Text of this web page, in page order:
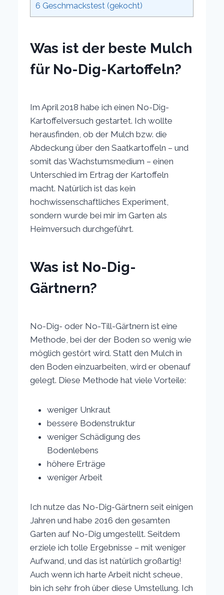
6 Geschmackstest (gekocht)
Was ist der beste Mulch
für No-Dig-Kartoffeln?
Im April 2018 habe ich einen No-Dig-
Kartoffelversuch gestartet. Ich wollte
herausfinden, ob der Mulch bzw. die
Abdeckung über den Saatkartoffeln – und
somit das Wachstumsmedium – einen
Unterschied im Ertrag der Kartoffeln
macht. Natürlich ist das kein
hochwissenschaftliches Experiment,
sondern wurde bei mir im Garten als
Heimversuch durchgeführt.
Was ist No-Dig-
Gärtnern?
No-Dig- oder No-Till-Gärtnern ist eine
Methode, bei der der Boden so wenig wie
möglich gestört wird. Statt den Mulch in
den Boden einzuarbeiten, wird er obenauf
gelegt. Diese Methode hat viele Vorteile:
weniger Unkraut
bessere Bodenstruktur
weniger Schädigung des
Bodenlebens
höhere Erträge
weniger Arbeit
Ich nutze das No-Dig-Gärtnern seit einigen
Jahren und habe 2016 den gesamten
Garten auf No-Dig umgestellt. Seitdem
erziele ich tolle Ergebnisse – mit weniger
Aufwand, und das ist natürlich großartig!
Auch wenn ich harte Arbeit nicht scheue,
bin ich sehr froh über diese Umstellung. Ich